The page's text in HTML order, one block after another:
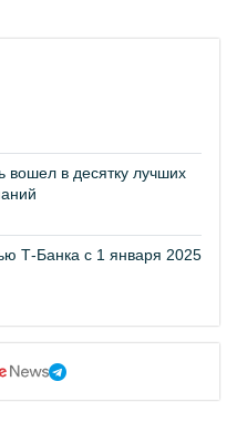
вошел в десятку лучших
Т-Банка с 1 января 2025